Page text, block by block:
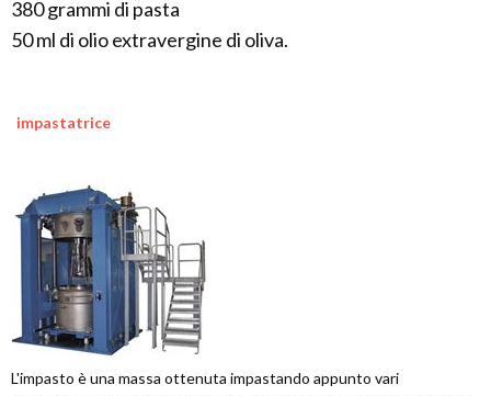
380 grammi di pasta
50 ml di olio extravergine di oliva.
impastatrice
L'impasto è una massa ottenuta impastando appunto vari